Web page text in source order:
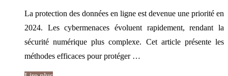
La protection des données en ligne est devenue une priorité en
2024. Les cybermenaces évoluent rapidement, rendant la
sécurité numérique plus complexe. Cet article présente les
méthodes efficaces pour protéger …